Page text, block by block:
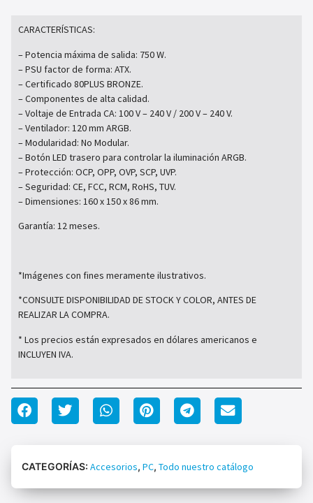
CARACTERÍSTICAS:
– Potencia máxima de salida: 750 W.
– PSU factor de forma: ATX.
– Certificado 80PLUS BRONZE.
– Componentes de alta calidad.
– Voltaje de Entrada CA: 100 V – 240 V / 200 V – 240 V.
– Ventilador: 120 mm ARGB.
– Modularidad: No Modular.
– Botón LED trasero para controlar la iluminación ARGB.
– Protección: OCP, OPP, OVP, SCP, UVP.
– Seguridad: CE, FCC, RCM, RoHS, TUV.
– Dimensiones: 160 x 150 x 86 mm.
Garantía: 12 meses.
*Imágenes con fines meramente ilustrativos.
*CONSULTE DISPONIBILIDAD DE STOCK Y COLOR, ANTES DE
REALIZAR LA COMPRA.
* Los precios están expresados en dólares americanos e
INCLUYEN IVA.
CATEGORÍAS: Accesorios, PC, Todo nuestro catálogo